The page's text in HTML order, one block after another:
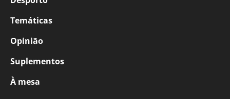
Temáticas
Opinião
Suplementos
À mesa